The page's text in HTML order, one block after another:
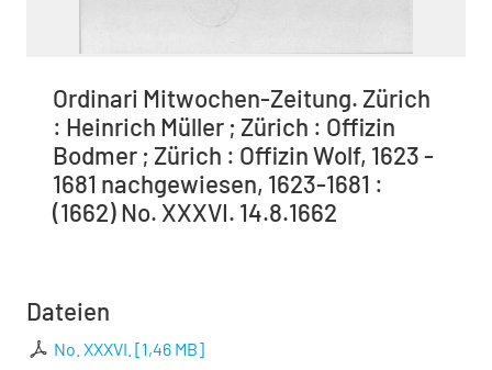
Ordinari Mitwochen-Zeitung. Zürich
: Heinrich Müller ; Zürich : Offizin
Bodmer ; Zürich : Offizin Wolf, 1623 -
1681 nachgewiesen, 1623-1681 :
(1662) No. XXXVI. 14.8.1662
Dateien
No. XXXVI. [1,46 MB]